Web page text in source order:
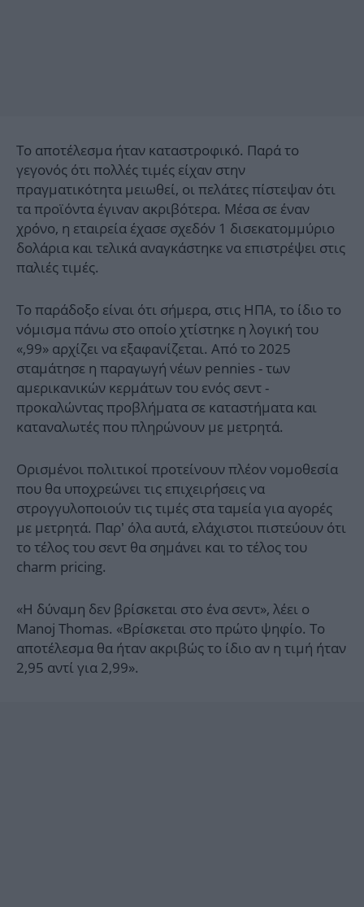
Το αποτέλεσμα ήταν καταστροφικό. Παρά το
γεγονός ότι πολλές τιμές είχαν στην
πραγματικότητα μειωθεί, οι πελάτες πίστεψαν ότι
τα προϊόντα έγιναν ακριβότερα. Μέσα σε έναν
χρόνο, η εταιρεία έχασε σχεδόν 1 δισεκατομμύριο
δολάρια και τελικά αναγκάστηκε να επιστρέψει στις
παλιές τιμές.
Το παράδοξο είναι ότι σήμερα, στις ΗΠΑ, το ίδιο το
νόμισμα πάνω στο οποίο χτίστηκε η λογική του
«,99» αρχίζει να εξαφανίζεται. Από το 2025
σταμάτησε η παραγωγή νέων pennies - των
αμερικανικών κερμάτων του ενός σεντ -
προκαλώντας προβλήματα σε καταστήματα και
καταναλωτές που πληρώνουν με μετρητά.
Ορισμένοι πολιτικοί προτείνουν πλέον νομοθεσία
που θα υποχρεώνει τις επιχειρήσεις να
στρογγυλοποιούν τις τιμές στα ταμεία για αγορές
με μετρητά. Παρ’ όλα αυτά, ελάχιστοι πιστεύουν ότι
το τέλος του σεντ θα σημάνει και το τέλος του
charm pricing.
«Η δύναμη δεν βρίσκεται στο ένα σεντ», λέει ο
Manoj Thomas. «Βρίσκεται στο πρώτο ψηφίο. Το
αποτέλεσμα θα ήταν ακριβώς το ίδιο αν η τιμή ήταν
2,95 αντί για 2,99».